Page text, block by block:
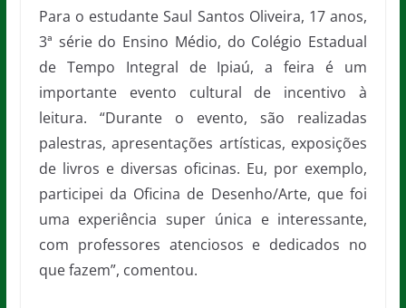
Para o estudante Saul Santos Oliveira, 17 anos,
3ª série do Ensino Médio, do Colégio Estadual
de Tempo Integral de Ipiaú, a feira é um
importante evento cultural de incentivo à
leitura. “Durante o evento, são realizadas
palestras, apresentações artísticas, exposições
de livros e diversas oficinas. Eu, por exemplo,
participei da Oficina de Desenho/Arte, que foi
uma experiência super única e interessante,
com professores atenciosos e dedicados no
que fazem”, comentou.